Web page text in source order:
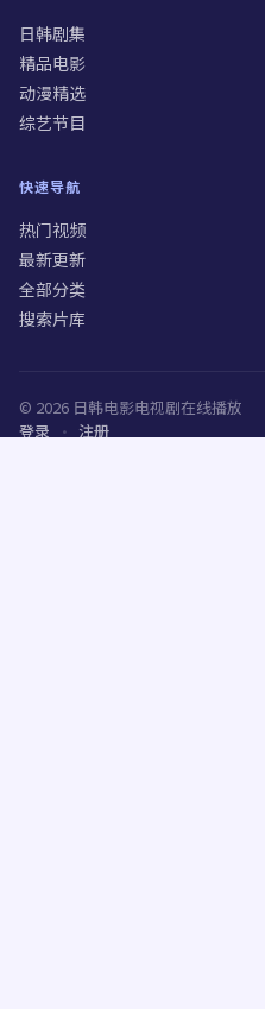
日韩剧集
精品电影
动漫精选
综艺节目
快速导航
热门视频
最新更新
全部分类
搜索片库
© 2026 日韩电影电视剧在线播放
登录
· 注册